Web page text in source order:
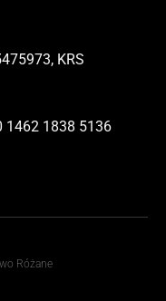
KRS
1462 1838 5136
Różane